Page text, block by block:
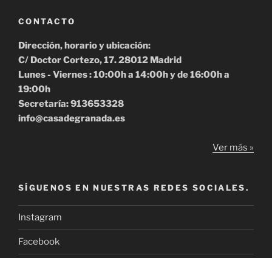
CONTACTO
Dirección, horario y ubicación:
C/ Doctor Cortezo, 17. 28012 Madrid
Lunes - Viernes : 10:00h a 14:00h y de 16:00h a
19:00h
Secretaría: 913653328
info@casadegranada.es
Ver más »
SÍGUENOS EN NUESTRAS REDES SOCIALES.
Instagram
Facebook